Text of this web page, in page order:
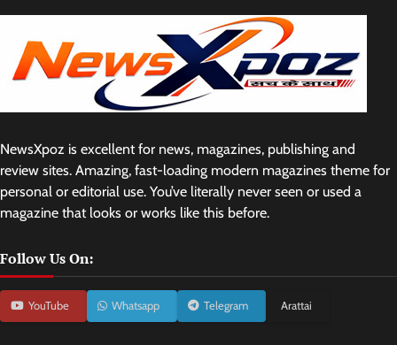
NewsXpoz is excellent for news, magazines, publishing and
review sites. Amazing, fast-loading modern magazines theme for
personal or editorial use. You’ve literally never seen or used a
magazine that looks or works like this before.
Follow Us On:
YouTube Whatsapp Telegram Arattai